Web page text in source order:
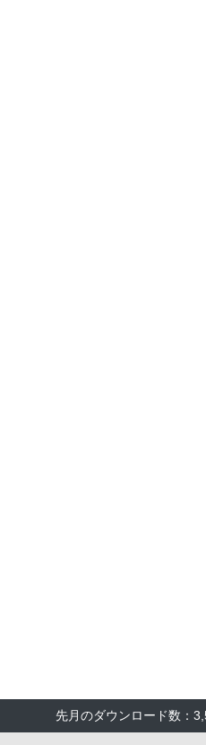
先月のダウンロード数：